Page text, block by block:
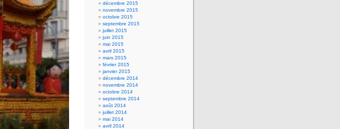
décembre 2015
novembre 2015
octobre 2015
septembre 2015
juillet 2015
juin 2015
mai 2015
avril 2015
mars 2015
février 2015
janvier 2015
décembre 2014
novembre 2014
octobre 2014
septembre 2014
août 2014
juillet 2014
mai 2014
avril 2014